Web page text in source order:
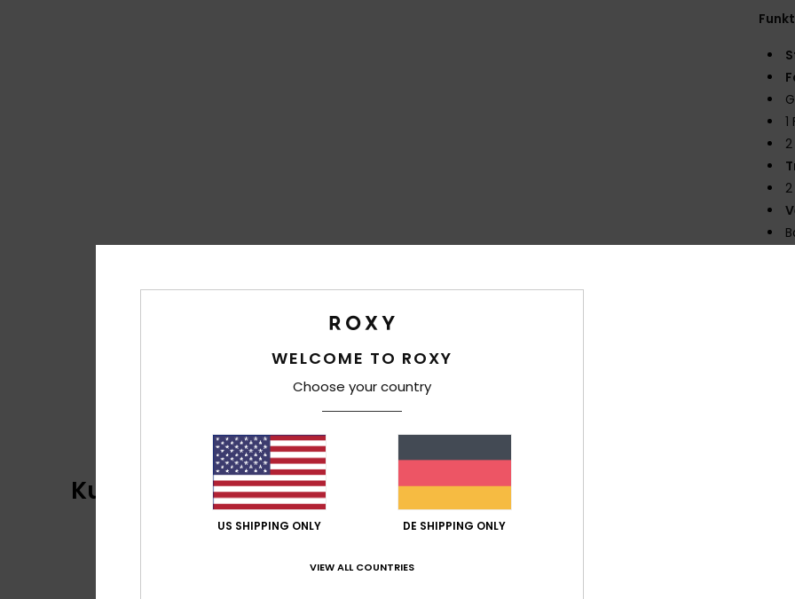
Kundenbewertungen
WELCOME TO ROXY
Choose your country
US SHIPPING ONLY DE SHIPPING ONLY
VIEW ALL COUNTRIES